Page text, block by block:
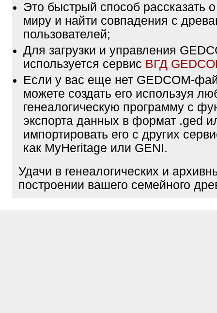
Это быстрый способ рассказать
миру и найти совпадения с
пользователей;
Для загрузки и управления
используется сервис ВГД
Если у вас еще нет GEDCOM-
можете создать его используя
генеалогическую программу с
экспорта данных в формат .ged
импортировать его с других
как MyHeritage или GENI.
Удачи в генеалогических и
построении вашего семейного